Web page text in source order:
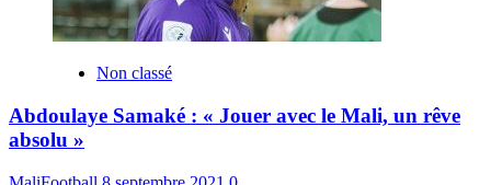
Non classé
Abdoulaye Samaké : « Jouer avec le Mali, un rêve
absolu »